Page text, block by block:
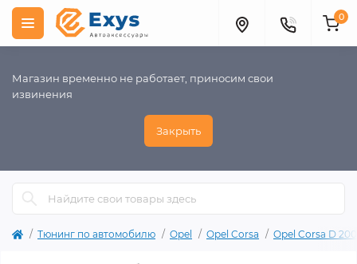
Магазин временно не работает, приносим свои
извинения
Закрыть
0
Тюнинг по автомобилю Opel Opel Corsa Opel Corsa D